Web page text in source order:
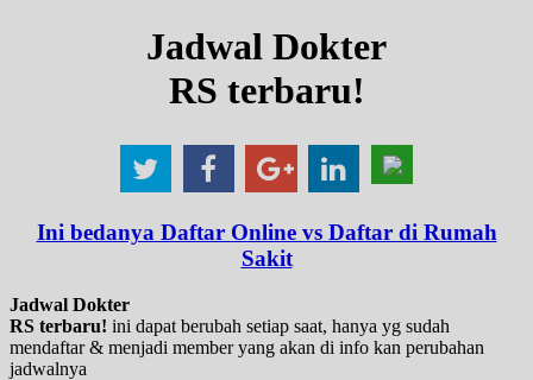
Jadwal Dokter
RS terbaru!
Ini bedanya Daftar Online vs Daftar di Rumah
Sakit
Jadwal Dokter
RS terbaru! ini dapat berubah setiap saat, hanya yg sudah
mendaftar & menjadi member yang akan di info kan perubahan
jadwalnya